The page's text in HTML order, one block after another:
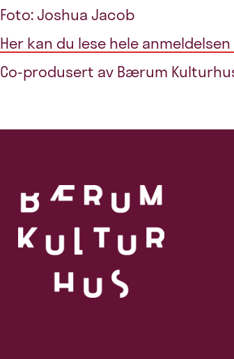
Foto: Joshua Jacob
Her kan du lese hele
Co-produsert av Bærum